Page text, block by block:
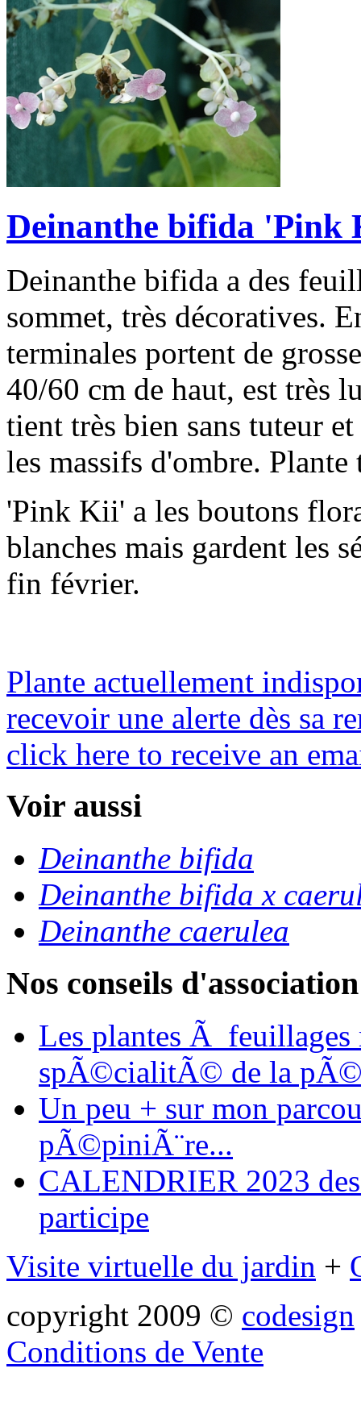
Deinanthe bifida 'Pink
Deinanthe bifida a des
sommet, très décoratives.
terminales portent de
40/60 cm de haut, est très
tient très bien sans tuteur
les massifs d'ombre.
'Pink Kii' a les boutons
blanches mais gardent les
fin février.
Plante actuellement
recevoir une alerte dès sa
click here to receive an
Voir aussi
Deinanthe bifida
Deinanthe bifida x
Deinanthe caerulea
Nos conseils d'association
Les plantes Ã feuillages
spÃ©cialitÃ© de la
Un peu + sur mon
pÃ©piniÃ¨re...
CALENDRIER 2023
participe
Visite virtuelle du jardin +
copyright 2009 © codesign
Conditions de Vente